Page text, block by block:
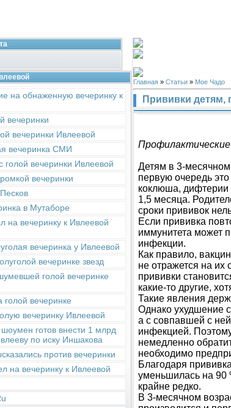
на обнаженную вечеринку к
вечеринки
вечеринки Ивлеевой
вечеринка СМИ
голой вечеринки Ивлеевой
вечеринки
в Мутаборе
на вечеринку к Ивлеевой
вечеринка у Ивлеевой
вечеринке звезд
голой вечеринке
голой вечеринке
вечеринку Ивлеевой
шоумен готов внести 1 млрд
по иску Иншакова
против вечеринки
на вечеринку к Ивлеевой
Главная » Статьи » Мое Чадо
Прививки детям,
Профилактические
Детям в 3-
первую очередь
коклюша, дифтерии
1,5 месяца.
сроки прививок
Если прививка
иммунитета может
инфекции.
Как правило,
не отражется на их
прививки
какие-то другие,
Такие явления
Однако ухудшение
а с совпавшей с
инфекцией.
немедленно
необходимо
Благодаря
уменьшилась на 90
крайне редко.
В 3-месячном